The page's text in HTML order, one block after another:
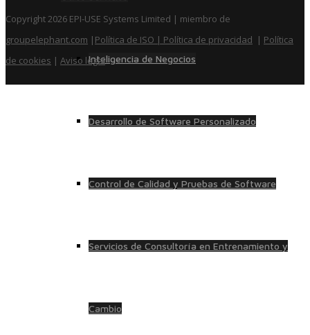
Inteligencia de Negocios
Desarrollo de Software Personalizado
Control de Calidad y Pruebas de Software
Servicios de Consultoría en Entrenamiento y
Cambio
Copyright 2026 EPI-USE Systems Limited | miembro de
groupelephant.com | Política de ISO | Política de privacidad | Política
de cookies | Aviso legal